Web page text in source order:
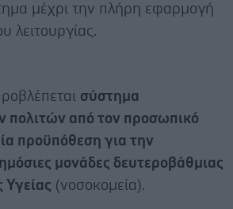
μέχρι την πλήρη εφαρμογή
λειτουργίας.
σύστημα
από τον προσωπικό
προϋπόθεση για την
μονάδες δευτεροβάθμιας
Υγείας (νοσοκομεία).